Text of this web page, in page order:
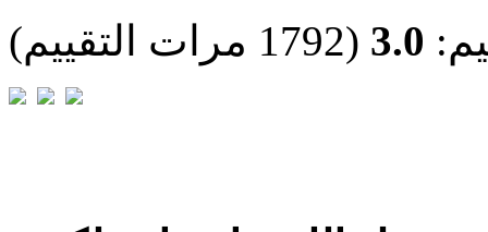
3.0 (1792 مرات التقييم)